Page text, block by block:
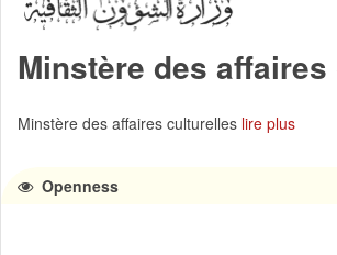
Minstère des
Minstère des affaires culturelles lire plus
Openness